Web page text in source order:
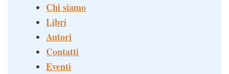
Chi siamo
Libri
Autori
Contatti
Eventi